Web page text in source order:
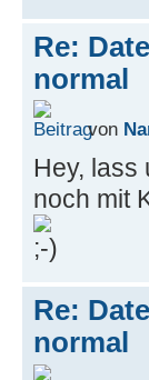
Re:
normal
von
Hey, lass
noch mit
Re:
normal